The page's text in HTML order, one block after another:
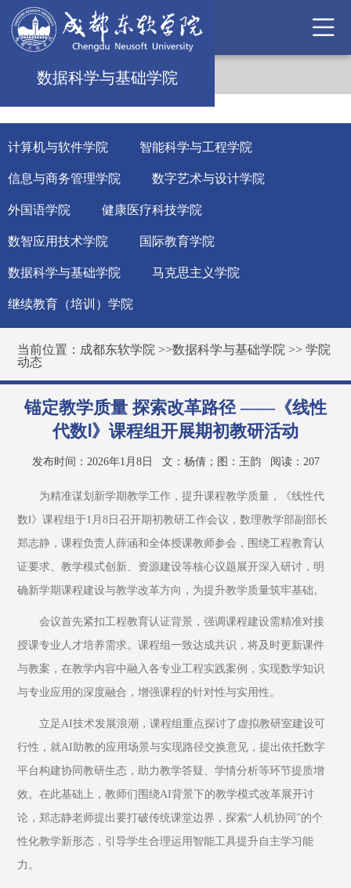
数据科学与基础学院
计算机与软件学院 智能科学与工程学院
信息与商务管理学院 数字艺术与设计学院
外国语学院 健康医疗科技学院
数智应用技术学院 国际教育学院
数据科学与基础学院 马克思主义学院
继续教育（培训）学院
当前位置： 成都东软学院 >>数据科学与基础学院 >>学院
动态
锚定教学质量 探索改革路径 ——《线性
代数Ⅰ》课程组开展期初教研活动
发布时间：2026年1月8日 文：杨倩；图：王韵阅读： 207
为精准谋划新学期教学工作，提升课程教学质量，《线性代
数Ⅰ》课程组于1月8日召开期初教研工作会议，数理教学部副部长
郑志静，课程负责人薛涵和全体授课教师参会，围绕工程教育认
证要求、教学模式创新、资源建设等核心议题展开深入研讨，明
确新学期课程建设与教学改革方向，为提升教学质量筑牢基础。
会议首先紧扣工程教育认证背景，强调课程建设需精准对接
授课专业人才培养需求。课程组一致达成共识，将及时更新课件
与教案，在教学内容中融入各专业工程实践案例，实现数学知识
与专业应用的深度融合，增强课程的针对性与实用性。
立足AI技术发展浪潮，课程组重点探讨了虚拟教研室建设可
行性，就AI助教的应用场景与实现路径交换意见，提出依托数字
平台构建协同教研生态，助力教学答疑、学情分析等环节提质增
效。在此基础上，教师们围绕AI背景下的教学模式改革展开讨
论，郑志静老师提出要打破传统课堂边界，探索“人机协同”的个
性化教学新形态，引导学生合理运用智能工具提升自主学习能
力。